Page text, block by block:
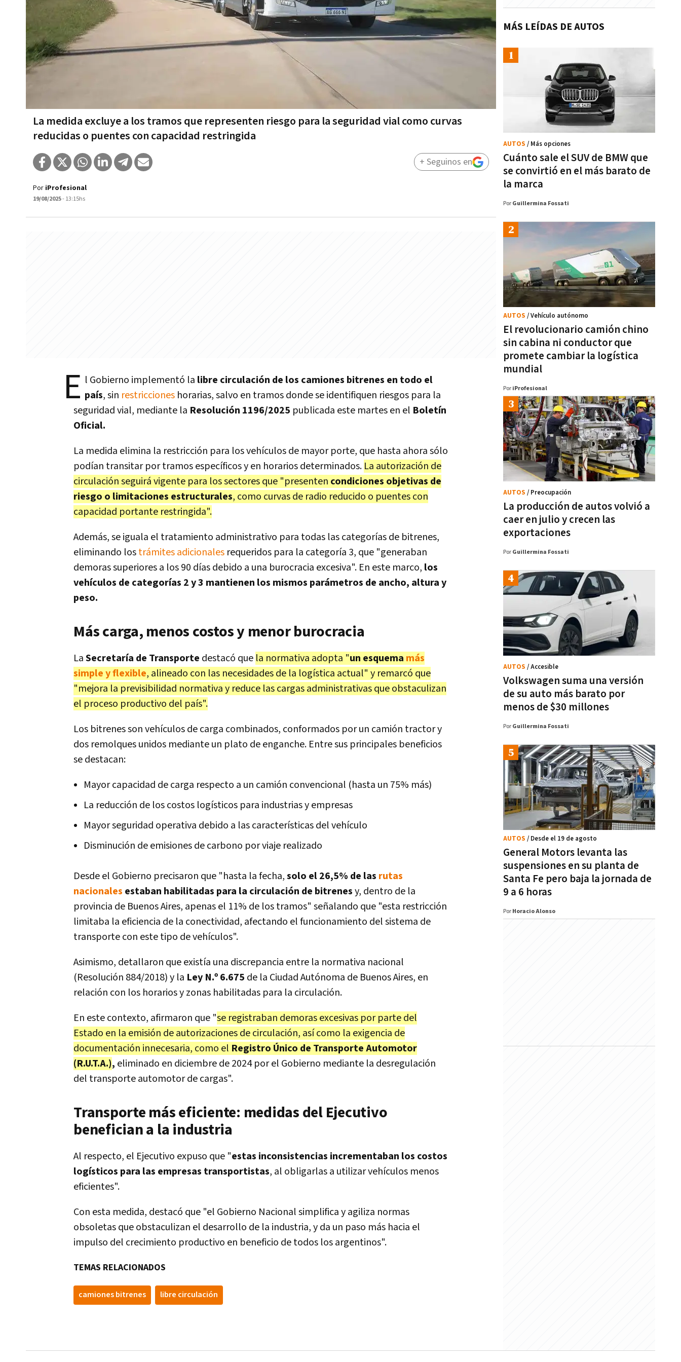
La medida excluye a los tramos que representen riesgo para la seguridad vial como curvas
reducidas o puentes con capacidad restringida
Por iProfesional
19/08/2025- 13:15hs
+ Seguinos en
E l Gobierno implementó la libre circulación de los camiones bitrenes en todo el
país, sin restricciones horarias, salvo en tramos donde se identifiquen riesgos para la
seguridad vial, mediante la Resolución 1196/2025 publicada este martes en el Boletín
Oficial.
La medida elimina la restricción para los vehículos de mayor porte, que hasta ahora sólo
podían transitar por tramos específicos y en horarios determinados. La autorización de
circulación seguirá vigente para los sectores que "presenten condiciones objetivas de
riesgo o limitaciones estructurales, como curvas de radio reducido o puentes con
capacidad portante restringida".
Además, se iguala el tratamiento administrativo para todas las categorías de bitrenes,
eliminando lostrámites adicionales requeridos para la categoría 3, que "generaban
demoras superiores a los 90 días debido a una burocracia excesiva". En este marco, los
vehículos de categorías 2 y 3 mantienen los mismos parámetros de ancho, altura y
peso.
Más carga, menos costos y menor burocracia
LaSecretaría de Transporte destacó que la normativa adopta "un esquema más
simple y flexible, alineado con las necesidades de la logística actual" y remarcó que
"mejora la previsibilidad normativa y reduce las cargas administrativas que obstaculizan
el proceso productivo del país".
Los bitrenes son vehículos de carga combinados, conformados por un camión tractor y
dos remolques unidos mediante un plato de enganche. Entre sus principales beneficios
se destacan:
Mayor capacidad de carga respecto a un camión convencional (hasta un 75% más)
La reducción de los costos logísticos para industrias y empresas
Mayor seguridad operativa debido a las características del vehículo
Disminución de emisiones de carbono por viaje realizado
Desde el Gobierno precisaron que "hasta la fecha,solo el 26,5% de las rutas
nacionales estaban habilitadas para la circulación de bitrenesy, dentro de la
provincia de Buenos Aires, apenas el 11% de los tramos" señalando que "esta restricción
limitaba la eficiencia de la conectividad, afectando el funcionamiento del sistema de
transporte con este tipo de vehículos".
Asimismo, detallaron que existía una discrepancia entre la normativa nacional
(Resolución 884/2018) y la Ley N.º 6.675 de la Ciudad Autónoma de Buenos Aires, en
relación con los horarios y zonas habilitadas para la circulación.
En este contexto, afirmaron que "se registraban demoras excesivas por parte del
Estado en la emisión de autorizaciones de circulación, así como la exigencia de
documentación innecesaria, como el Registro Único de Transporte Automotor
(R.U.T.A.), eliminado en diciembre de 2024 por el Gobierno mediante la desregulación
del transporte automotor de cargas".
Transporte más eficiente: medidas del Ejecutivo
benefician a la industria
Al respecto, el Ejecutivo expuso que "estas inconsistencias incrementaban los costos
logísticos para las empresas transportistas, al obligarlas a utilizar vehículos menos
eficientes".
Con esta medida, destacó que "el Gobierno Nacional simplifica y agiliza normas
obsoletas que obstaculizan el desarrollo de la industria, y da un paso más hacia el
impulso del crecimiento productivo en beneficio de todos los argentinos".
TEMAS RELACIONADOS
camiones bitrenes libre circulación
MÁS LEÍDAS DE AUTOS
Cuánto sale el SUV de BMW que
se convirtió en el más barato de
la marca
AUTOS / Más opciones
Por Guillermina Fossati
El revolucionario camión chino
sin cabina ni conductor que
promete cambiar la logística
mundial
AUTOS / Vehículo autónomo
Por iProfesional
La producción de autos volvió a
caer en julio y crecen las
exportaciones
AUTOS / Preocupación
Por Guillermina Fossati
Volkswagen suma una versión
de su auto más barato por
menos de $30 millones
AUTOS / Accesible
Por Guillermina Fossati
General Motors levanta las
suspensiones en su planta de
Santa Fe pero baja la jornada de
9 a 6 horas
AUTOS / Desde el 19 de agosto
Por Horacio Alonso